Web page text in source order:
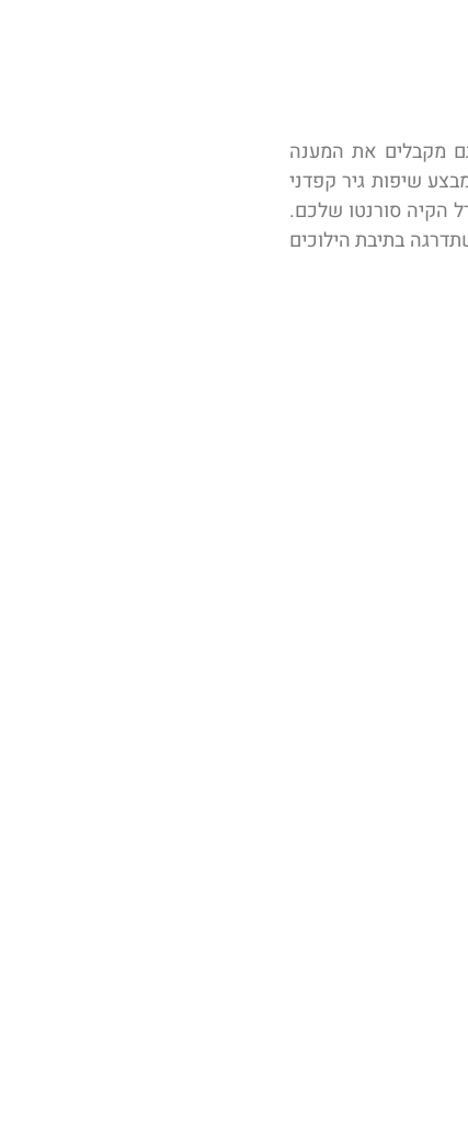
מקבלים את המענה
שיפות גיר קפדני
הקיה סורנטו שלכם.
בתיבת הילוכים